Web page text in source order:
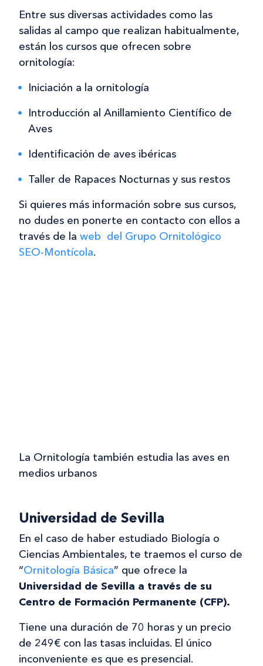
Entre sus diversas actividades como las
salidas al campo que realizan habitualmente,
están los cursos que ofrecen sobre
ornitología:
Iniciación a la ornitología
Introducción al Anillamiento Científico de
Aves
Identificación de aves ibéricas
Taller de Rapaces Nocturnas y sus restos
Si quieres más información sobre sus cursos,
no dudes en ponerte en contacto con ellos a
través de la web del Grupo Ornitológico
SEO-Montícola.
La Ornitología también estudia las aves en
medios urbanos
Universidad de Sevilla
En el caso de haber estudiado Biología o
Ciencias Ambientales, te traemos el curso de
“Ornitología Básica” que ofrece la
Universidad de Sevilla a través de su
Centro de Formación Permanente (CFP).
Tiene una duración de 70 horas y un precio
de 249€ con las tasas incluidas. El único
inconveniente es que es presencial.